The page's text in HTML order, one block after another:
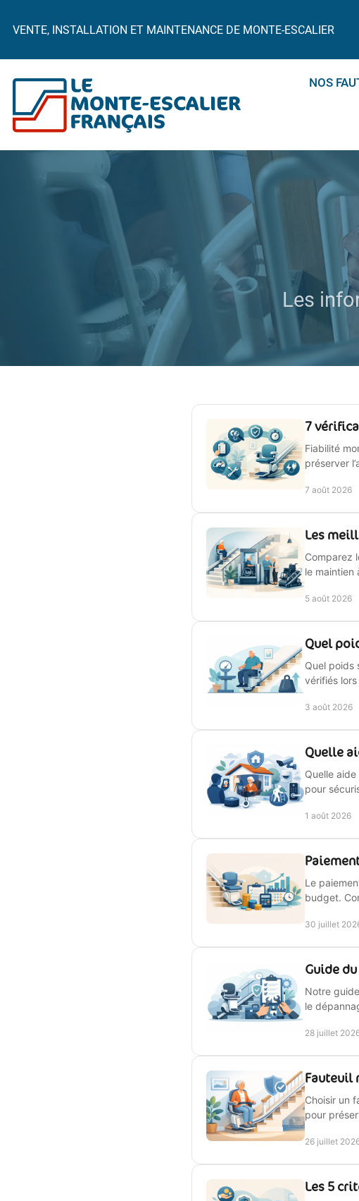
VENTE, INSTALLATION ET MAINTENANCE DE MONTE-ESCALIER
NOS
Les
7
Fiabilité
préserver
7 août 2026
Les
Comparez
le maintien
5 août 2026
Quel
Quel poids
vérifiés
3 août 2026
Quelle
Quelle
pour
1 août 2026
Le
budget.
30 juillet
Guide
Notre
le
28 juillet
Fauteuil
Choisir un
pour
26 juillet
Les 5